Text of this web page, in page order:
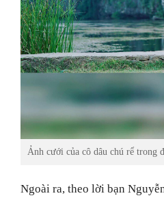
Ảnh cưới của cô dâu chú rể trong
Ngoài ra, theo lời bạn